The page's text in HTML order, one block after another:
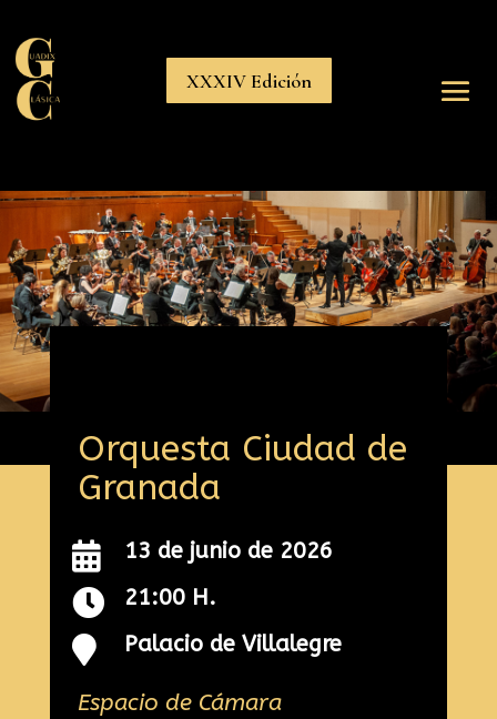
XXXIV Edición
Orquesta Ciudad de
Granada
 13 de junio de 2026
 21:00 H.
 Palacio de Villalegre
Espacio de Cámara